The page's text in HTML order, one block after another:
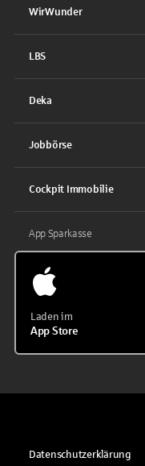
WirWunder
LBS
Deka
Jobbörse
Cockpit Immobilie
App Sparkasse
Laden im
App Store
Datenschutzerklärung